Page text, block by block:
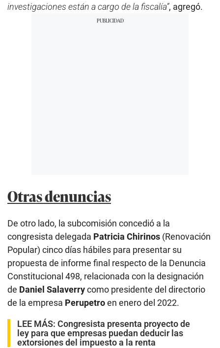
investigaciones están a cargo de la fiscalía”, agregó.
Otras denuncias
De otro lado, la subcomisión concedió a la
congresista delegada Patricia Chirinos (Renovación
Popular) cinco días hábiles para presentar su
propuesta de informe final respecto de la Denuncia
Constitucional 498, relacionada con la designación
de Daniel Salaverrycomo presidente del directorio
de la empresa Perupetroen enero del 2022.
LEE MÁS: Congresista presenta proyecto de
ley para que empresas puedan deducir las
extorsiones del impuesto a la renta